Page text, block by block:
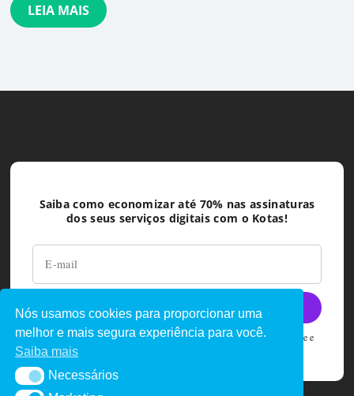
LEIA MAIS
Saiba como economizar até 70% nas assinaturas
dos seus serviços digitais com o Kotas!
Ao deixar seu e-mail você concorda com as políticas de privacidade e
Nós usamos cookies para proporcionar uma
melhor e mais segura experiência para você.
Saiba mais
NecessáriosNecessários